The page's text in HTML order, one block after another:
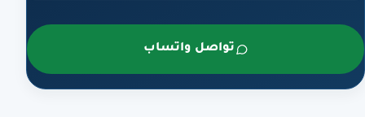
تواصل واتساب